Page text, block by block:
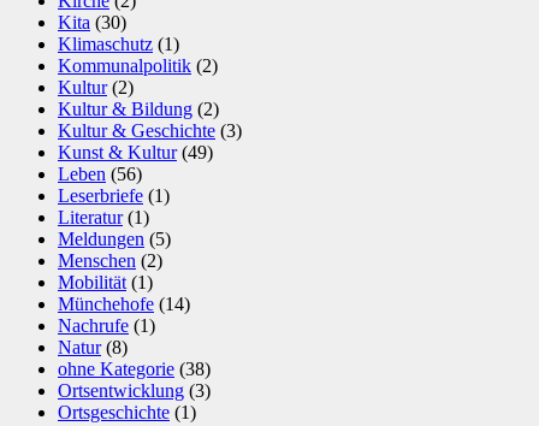
Kita (30)
Klimaschutz (1)
Kommunalpolitik (2)
Kultur(2)
Kultur & Bildung (2)
Kultur & Geschichte (3)
Kunst & Kultur(49)
Leben (56)
Leserbriefe (1)
Literatur(1)
Meldungen (5)
Menschen (2)
Mobilität (1)
Münchehofe (14)
Nachrufe (1)
Natur(8)
ohne Kategorie (38)
Ortsentwicklung (3)
Ortsgeschichte (1)